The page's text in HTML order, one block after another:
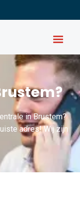
in Brustem?
adres! Wij zijn